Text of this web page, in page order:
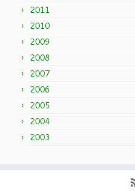
2011
2010
2009
2008
2007
2006
2005
2004
2003